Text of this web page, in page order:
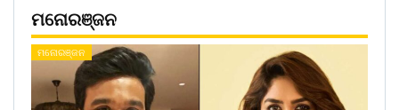
ମନୋରଞ୍ଜନ
ମନୋରଞ୍ଜନ